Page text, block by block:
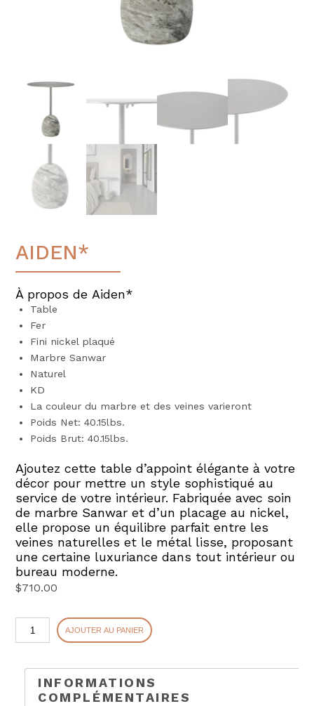
AIDEN*
À propos de Aiden*
Table
Fer
Fini nickel plaqué
Marbre Sanwar
Naturel
KD
La couleur du marbre et des veines varieront
Poids Net: 40.15lbs.
Poids Brut: 40.15lbs.
Ajoutez cette table d’appoint élégante à votre
décor pour mettre un style sophistiqué au
service de votre intérieur. Fabriquée avec soin
de marbre Sanwar et d’un placage au nickel,
elle propose un équilibre parfait entre les
veines naturelles et le métal lisse, proposant
une certaine luxuriance dans tout intérieur ou
bureau moderne.
$710.00
quantité
de
AJOUTER AU PANIER
INFORMATIONS
COMPLÉMENTAIRES